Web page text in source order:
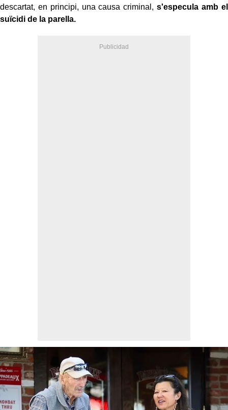
descartat, en principi, una causa criminal,s'especula amb el
suïcidi de la parella.